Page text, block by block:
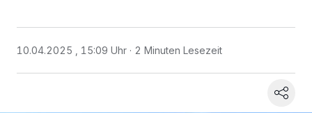
10.04.2025 , 15:09 Uhr 2 Minuten Lesezeit
Kennungen auf Ihrem Gerät zu. Durch Auswahl von OK aktivieren Sie
verarbeiten Daten, um Ihnen Dienste bereitzustellen“ aufgeführten
Anzeigen möglicherweise nicht mehr so relevant für Sie. Sie können